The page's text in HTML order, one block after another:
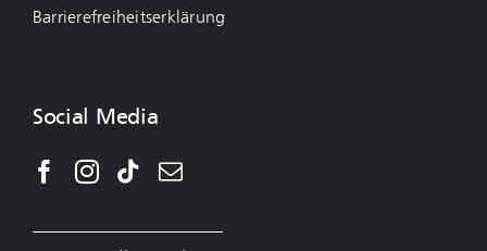
Barrierefreiheitserklärung
Social Media